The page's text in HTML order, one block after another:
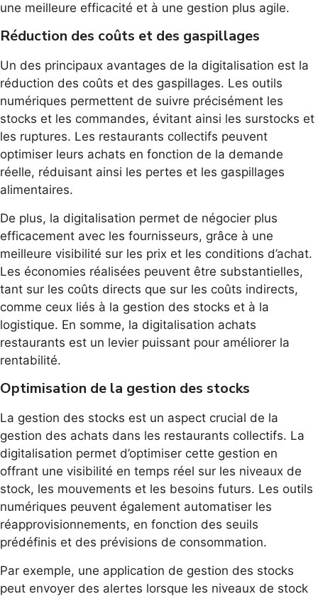
une meilleure efficacité et à une gestion plus agile.
Réduction des coûts et des gaspillages
Un des principaux avantages de la digitalisation est la
réduction des coûts et des gaspillages. Les outils
numériques permettent de suivre précisément les
stocks et les commandes, évitant ainsi les surstocks et
les ruptures. Les restaurants collectifs peuvent
optimiser leurs achats en fonction de la demande
réelle, réduisant ainsi les pertes et les gaspillages
alimentaires.
De plus, la digitalisation permet de négocier plus
efficacement avec les fournisseurs, grâce à une
meilleure visibilité sur les prix et les conditions d’achat.
Les économies réalisées peuvent être substantielles,
tant sur les coûts directs que sur les coûts indirects,
comme ceux liés à la gestion des stocks et à la
logistique. En somme, la digitalisation achats
restaurants est un levier puissant pour améliorer la
rentabilité.
Optimisation de la gestion des stocks
La gestion des stocks est un aspect crucial de la
gestion des achats dans les restaurants collectifs. La
digitalisation permet d’optimiser cette gestion en
offrant une visibilité en temps réel sur les niveaux de
stock, les mouvements et les besoins futurs. Les outils
numériques peuvent également automatiser les
réapprovisionnements, en fonction des seuils
prédéfinis et des prévisions de consommation.
Par exemple, une application de gestion des stocks
peut envoyer des alertes lorsque les niveaux de stock